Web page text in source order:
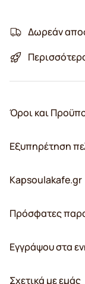
Δωρεάν
Όροι και
Εξυπηρέτηση
Kapsoulakafe.gr
Πρόσφατες
Εγγράψου στα
Σχετικά με εμάς